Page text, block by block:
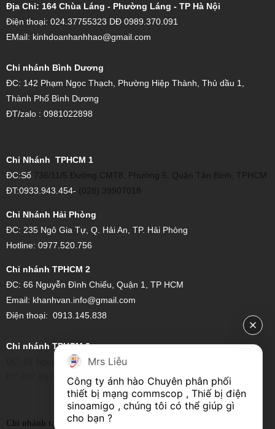
Địa Chỉ: 164 Chùa Láng - Phường Láng - TP Hà Nội
Điện thoại: 024.37755323 DĐ 0989.370.091
EMail: kinhdoanhanhhao@gmail.com
Chi nhánh Bình Dương
ĐC: 142 Phạm Ngọc Thạch, Phường Hiệp Thành, Thủ dầu 1,
Thành Phố Bình Dương
ĐT/zalo : 0981022898
Chi Nhánh TPHCM 1
ĐC:Số 736/11/5 Đường CMT8, Phường 5, Quận Tân Bình, TPHCM
ĐT:0933.943.454- (028) 39907018
Chi Nhánh Hải Phòng
ĐC: 235 Ngô Gia Tự, Q. Hải An, TP. Hải Phòng
Hotline: 0977.520.756
Chi nhánh TPHCM 2
ĐC: 66 Nguyễn Đình Chiểu, Quận 1, TP HCM
Email: khanhvan.info@gmail.com
Điện thoại: 0913.145.838
Chi nhánh TPHCM 3
ĐC: 82 Nguyễn Xí, Phường 26, Bình Thạnh, Hồ Chí Minh
ĐT: 097.867.6997
Chi nhánh tại Đà Nẵng ĐC:14/4 Trưng nữ vương ,Quận hải Châu-
Mrs Liễu
Công ty ánh hào Chuyên phân phối
thiết bị mạng commscop , Thiế bị điện
sinoamigo , chúng tôi có thể giúp gì
cho bạn ?